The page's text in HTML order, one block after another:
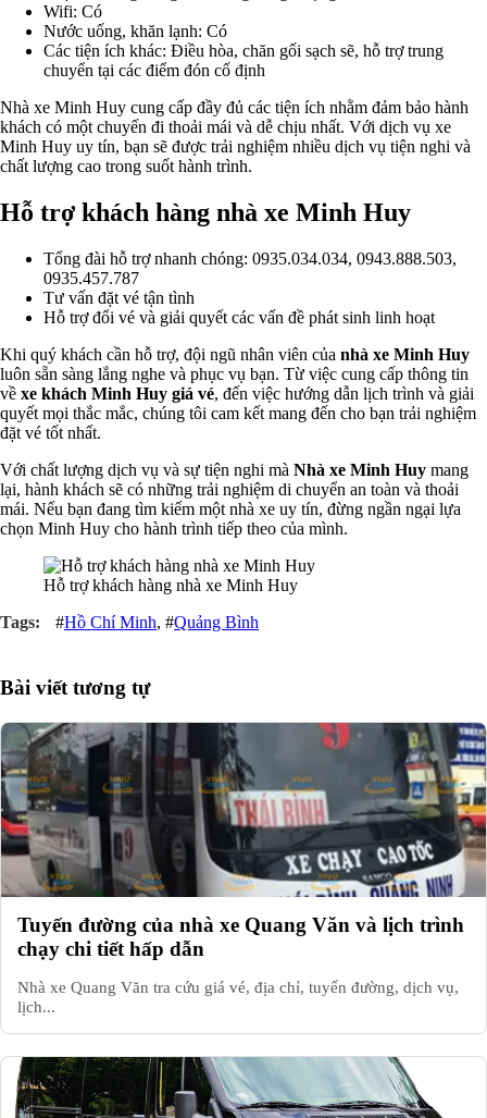
Wifi: Có
Nước uống, khăn lạnh: Có
Các tiện ích khác: Điều hòa, chăn gối sạch sẽ, hỗ trợ trung
chuyển tại các điểm đón cố định
Nhà xe Minh Huy cung cấp đầy đủ các tiện ích nhằm đảm bảo hành
khách có một chuyến đi thoải mái và dễ chịu nhất. Với dịch vụ xe
Minh Huy uy tín, bạn sẽ được trải nghiệm nhiều dịch vụ tiện nghi và
chất lượng cao trong suốt hành trình.
Hỗ trợ khách hàng nhà xe Minh Huy
Tổng đài hỗ trợ nhanh chóng: 0935.034.034, 0943.888.503,
0935.457.787
Tư vấn đặt vé tận tình
Hỗ trợ đổi vé và giải quyết các vấn đề phát sinh linh hoạt
Khi quý khách cần hỗ trợ, đội ngũ nhân viên của nhà xe Minh Huy
luôn sẵn sàng lắng nghe và phục vụ bạn. Từ việc cung cấp thông tin
về xe khách Minh Huy giá vé, đến việc hướng dẫn lịch trình và giải
quyết mọi thắc mắc, chúng tôi cam kết mang đến cho bạn trải nghiệm
đặt vé tốt nhất.
Với chất lượng dịch vụ và sự tiện nghi mà Nhà xe Minh Huy mang
lại, hành khách sẽ có những trải nghiệm di chuyển an toàn và thoải
mái. Nếu bạn đang tìm kiếm một nhà xe uy tín, đừng ngần ngại lựa
chọn Minh Huy cho hành trình tiếp theo của mình.
Hỗ trợ khách hàng nhà xe Minh Huy
#Hồ Chí Minh, #Quảng Bình
Bài viết tương tự
Tuyến đường của nhà xe Quang Văn và lịch trình
chạy chi tiết hấp dẫn
Nhà xe Quang Văn tra cứu giá vé, địa chỉ, tuyến đường, dịch vụ,
lịch...